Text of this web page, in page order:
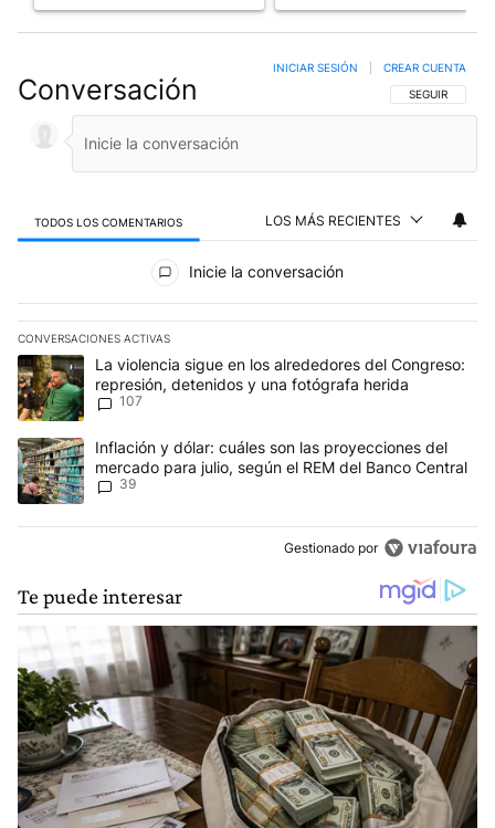
Conversación SIGA ESTA
SEGUIR
INICIAR SESIÓN CREAR CUENTA
TODOS LOS COMENTARIOS LOS MÁS RECIENTES
Inicie la conversación
CONVERSACIONES ACTIVAS
Este listado muestra los artículos con más comentarios en los
Un artículo de tendencia con el título "La violencia sigue en los
La violencia sigue en los alrededores del Congreso:
represión, detenidos y una fotógrafa herida
107
Un artículo de tendencia con el título "Inflación y dólar: cuáles
Inflación y dólar: cuáles son las proyecciones del
mercado para julio, según el REM del Banco Central
39
Gestionado por